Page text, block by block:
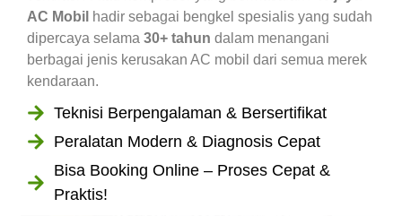
AC Mobil hadir sebagai bengkel spesialis yang sudah
dipercaya selama 30+ tahun dalam menangani
berbagai jenis kerusakan AC mobil dari semua merek
kendaraan.
Teknisi Berpengalaman & Bersertifikat
Peralatan Modern & Diagnosis Cepat
Bisa Booking Online – Proses Cepat &
Praktis!